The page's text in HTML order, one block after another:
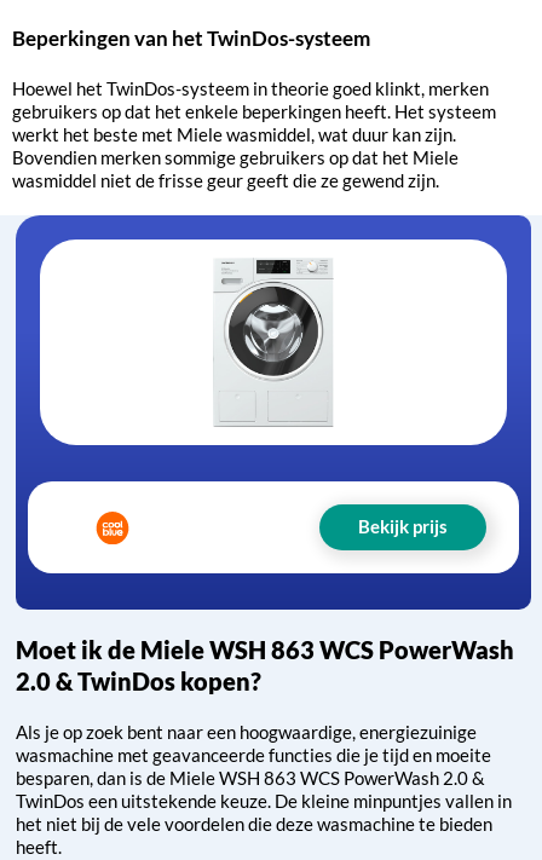
Beperkingen van het TwinDos-systeem
Hoewel het TwinDos-systeem in theorie goed klinkt, merken
gebruikers op dat het enkele beperkingen heeft. Het systeem
werkt het beste met Miele wasmiddel, wat duur kan zijn.
Bovendien merken sommige gebruikers op dat het Miele
wasmiddel niet de frisse geur geeft die ze gewend zijn.
Moet ik de Miele WSH 863 WCS PowerWash
2.0 & TwinDos kopen?
Als je op zoek bent naar een hoogwaardige, energiezuinige
wasmachine met geavanceerde functies die je tijd en moeite
besparen, dan is de Miele WSH 863 WCS PowerWash 2.0 &
TwinDos een uitstekende keuze. De kleine minpuntjes vallen in
het niet bij de vele voordelen die deze wasmachine te bieden
heeft.
Bekijk prijs